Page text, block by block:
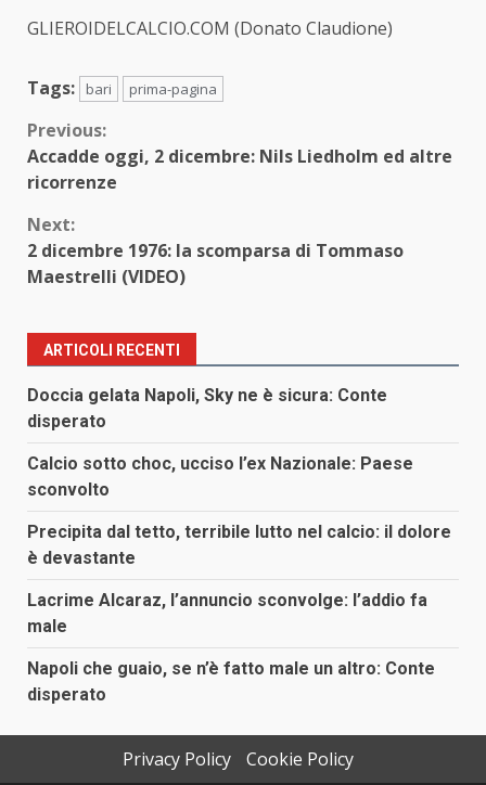
GLIEROIDELCALCIO.COM (Donato Claudione)
Tags: bari prima-pagina
Continue
Reading
Previous:
Accadde oggi, 2 dicembre: Nils Liedholm ed altre
ricorrenze
Next:
2 dicembre 1976: la scomparsa di Tommaso
Maestrelli (VIDEO)
ARTICOLI RECENTI
Doccia gelata Napoli, Sky ne è sicura: Conte
disperato
Calcio sotto choc, ucciso l’ex Nazionale: Paese
sconvolto
Precipita dal tetto, terribile lutto nel calcio: il dolore
è devastante
Lacrime Alcaraz, l’annuncio sconvolge: l’addio fa
male
Napoli che guaio, se n’è fatto male un altro: Conte
disperato
Privacy Policy Cookie Policy